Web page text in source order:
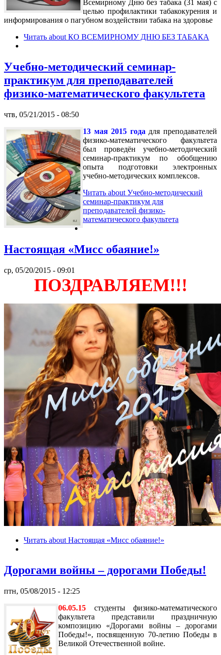
Всемирному Дню без табака (31 мая) с
целью профилактики табакокурения и
информирования о пагубном воздействии табака на здоровье
Читать about КО ВСЕМИРНОМУ ДНЮ БЕЗ ТАБАКА
Учебно-методический семинар-
практикум для преподавателей
физико-математического факультета
чтв, 05/21/2015 - 08:50
13 мая 2015 года для преподавателей
физико-математического факультета
был проведён учебно-методический
семинар-практикум по обобщению
опыта подготовки электронных
учебно-методических комплексов.
Читать about Учебно-методический
семинар-практикум для
преподавателей физико-
математического факультета
Настоящая «Мисс обаяние!»
ср, 05/20/2015 - 09:01
ПОЗДРАВЛЯЕМ!!!
Читать about Настоящая «Мисс обаяние!»
Дорогами войны – дорогами Победы!
птн, 05/08/2015 - 12:25
06.05.15 студенты физико-математического
факультета представили праздничную
композицию «Дорогами войны – дорогами
Победы!», посвященную 70-летию Победы в
Великой Отечественной войне.